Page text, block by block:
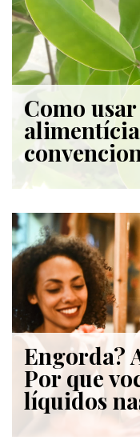
Como
Engorda?
Por que
líquidos